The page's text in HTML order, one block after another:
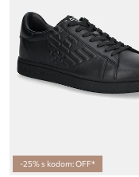
-25% s kodom: OFF*